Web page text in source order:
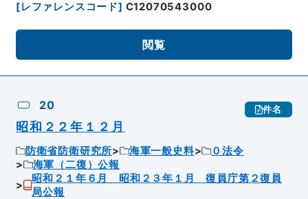
[レファレンスコード] C12070543000
閲覧
20 件名
昭和２２年１２月
防衛省防衛研究所 海軍一般史料
０法令
海軍（二復）公報
昭和２１年６月 昭和２３年１月 復員庁第２復員
局公報